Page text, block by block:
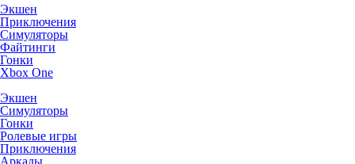
Экшен
Приключения
Симуляторы
Файтинги
Гонки
Xbox One
Экшен
Симуляторы
Гонки
Ролевые игры
Приключения
Аркады